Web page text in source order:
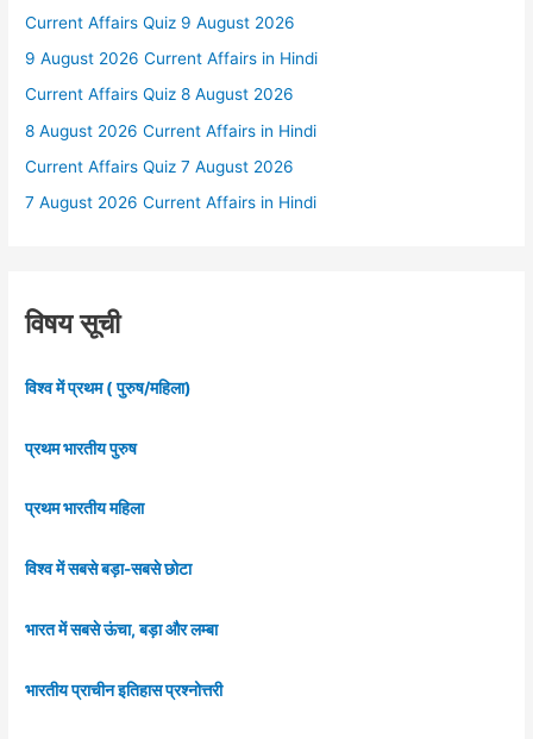
Current Affairs Quiz 9 August 2026
9 August 2026 Current Affairs in Hindi
Current Affairs Quiz 8 August 2026
8 August 2026 Current Affairs in Hindi
Current Affairs Quiz 7 August 2026
7 August 2026 Current Affairs in Hindi
विषय सूची
विश्व में प्रथम ( पुरुष/महिला)
प्रथम भारतीय पुरुष
प्रथम भारतीय महिला
विश्व में सबसे बड़ा-सबसे छोटा
भारत में सबसे ऊंचा, बड़ा और लम्बा
भारतीय प्राचीन इतिहास प्रश्नोत्तरी